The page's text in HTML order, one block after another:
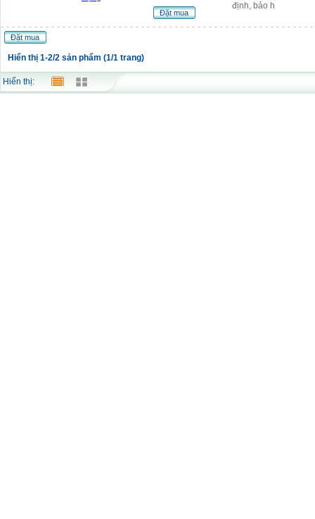
Đặt mua
định, bảo h
Đặt mua
Hiển thị 1-2/2 sản phẩm (1/1 trang)
Hiển thị: